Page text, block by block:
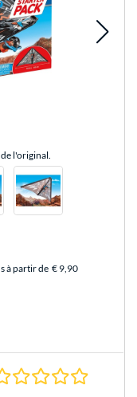
l'original.
à partir de € 9,90